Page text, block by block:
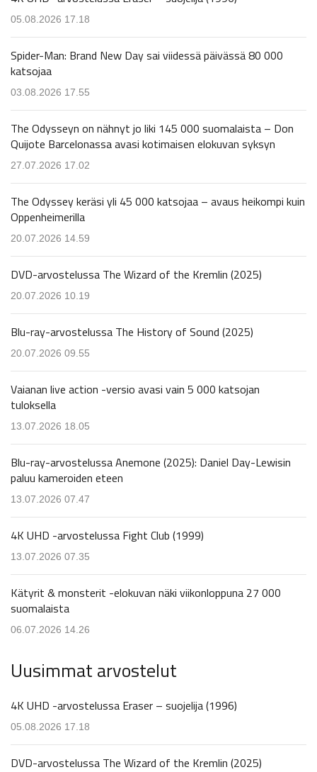
05.08.2026 17.18
Spider-Man: Brand New Day sai viidessä päivässä 80 000
katsojaa
03.08.2026 17.55
The Odysseyn on nähnyt jo liki 145 000 suomalaista – Don
Quijote Barcelonassa avasi kotimaisen elokuvan syksyn
27.07.2026 17.02
The Odyssey keräsi yli 45 000 katsojaa – avaus heikompi kuin
Oppenheimerilla
20.07.2026 14.59
DVD-arvostelussa The Wizard of the Kremlin (2025)
20.07.2026 10.19
Blu-ray-arvostelussa The History of Sound (2025)
20.07.2026 09.55
Vaianan live action -versio avasi vain 5 000 katsojan
tuloksella
13.07.2026 18.05
Blu-ray-arvostelussa Anemone (2025): Daniel Day-Lewisin
paluu kameroiden eteen
13.07.2026 07.47
4K UHD -arvostelussa Fight Club (1999)
13.07.2026 07.35
Kätyrit & monsterit -elokuvan näki viikonloppuna 27 000
suomalaista
06.07.2026 14.26
Uusimmat arvostelut
4K UHD -arvostelussa Eraser – suojelija (1996)
05.08.2026 17.18
DVD-arvostelussa The Wizard of the Kremlin (2025)